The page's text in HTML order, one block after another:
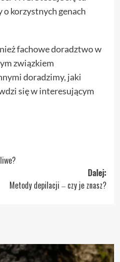
korzystnych genach
fachowe doradztwo w
związkiem
doradzimy, jaki
się w interesującym
Dalej:
Metody depilacji ‒ czy je znasz?